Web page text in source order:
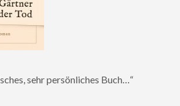
sehr persönliches Buch…“